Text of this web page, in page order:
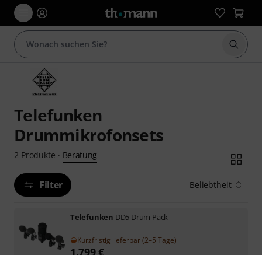
Suche
Telefunken
Drummikrofonsets
2 Produkte · Beratung
Filter Beliebtheit
Telefunken DD5 Drum Pack
Kurzfristig lieferbar (2–5 Tage)
1.799€